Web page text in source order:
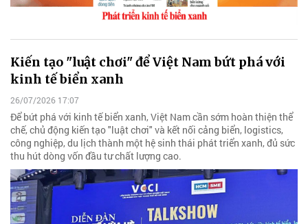
Kiến tạo "luật chơi" để Việt Nam bứt phá với
kinh tế biển xanh
26/07/2026 17:07
Để bứt phá với kinh tế biển xanh, Việt Nam cần sớm hoàn thiện thể
chế, chủ động kiến tạo "luật chơi" và kết nối cảng biển, logistics,
công nghiệp, du lịch thành một hệ sinh thái phát triển xanh, đủ sức
thu hút dòng vốn đầu tư chất lượng cao.